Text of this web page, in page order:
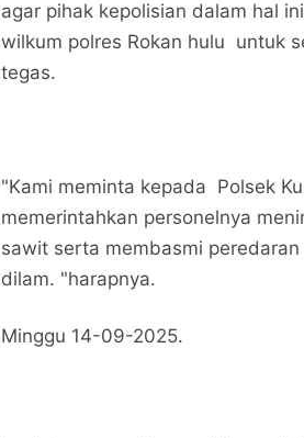
agar pihak kepolisian dalam hal
wilkum polres Rokan hulu untuk
tegas.
"Kami meminta kepada Polsek
memerintahkan personelnya
sawit serta membasmi
dilam. "harapnya.
Minggu 14-09-2025.